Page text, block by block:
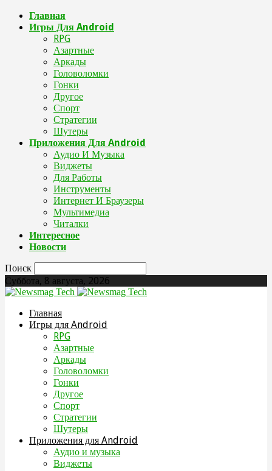
Главная
Игры Для Android
RPG
Азартные
Аркады
Головоломки
Гонки
Другое
Спорт
Стратегии
Шутеры
Приложения Для Android
Аудио И Музыка
Виджеты
Для Работы
Инструменты
Интернет И Браузеры
Мультимедиа
Читалки
Интересное
Новости
Поиск
Суббота, 8 августа, 2026
Главная
Игры для Android
RPG
Азартные
Аркады
Головоломки
Гонки
Другое
Спорт
Стратегии
Шутеры
Приложения для Android
Аудио и музыка
Виджеты